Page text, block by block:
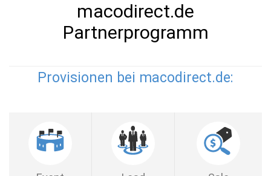
macodirect.de
Partnerprogramm
Provisionen bei macodirect.de: